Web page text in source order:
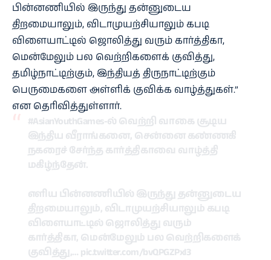
பின்னணியில் இருந்து தன்னுடைய
திறமையாலும், விடாமுயற்சியாலும் கபடி
விளையாட்டில் ஜொலித்து வரும் கார்த்திகா,
மென்மேலும் பல வெற்றிகளைக் குவித்து,
தமிழ்நாட்டிற்கும், இந்தியத் திருநாட்டிற்கும்
பெருமைகளை அள்ளிக் குவிக்க வாழ்த்துகள்.”
என தெரிவித்துள்ளார்.
#AsianYouthGames-ல் வெற்றி வாகை சூடிய
இந்திய வீராங்கனை, சென்னை கண்ணகி
நகரைச் சேர்ந்த கார்த்திகாவை வாழ்த்தி
மகிழ்ந்தேன்.
எளிய பின்னணியில் இருந்து தன்னுடைய
திறமையாலும், விடாமுயற்சியாலும் கபடி
விளையாட்டில் ஜொலித்து வரும்
கார்த்திகா, மென்மேலும் பல வெற்றிகளைக்
குவித்து,… pic.twitter.com/bvQPGZPxI3